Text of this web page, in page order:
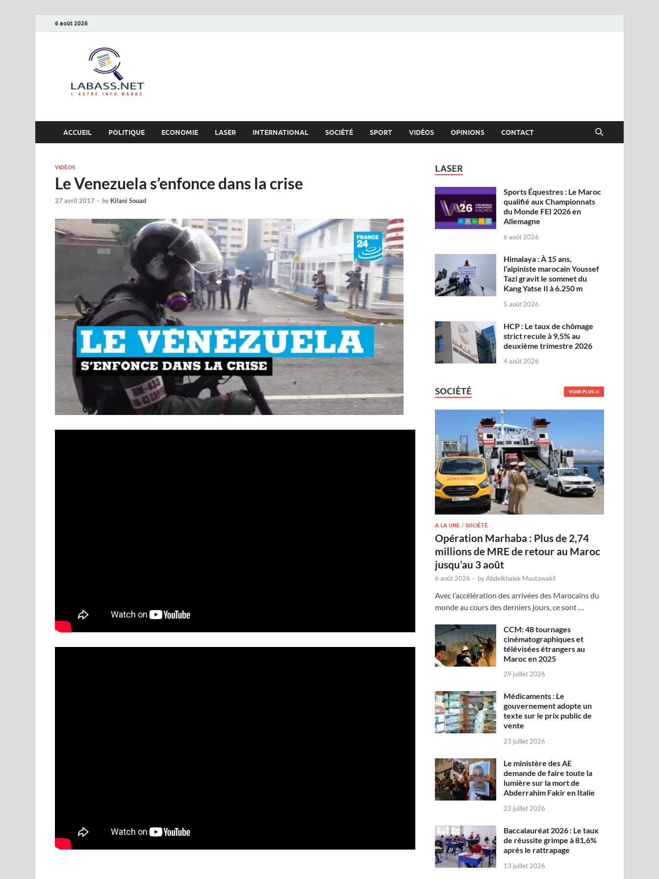
6 août 2026
ACCUEIL POLITIQUE ECONOMIE LASER INTERNATIONAL SOCIÉTÉ SPORT VIDÉOS OPINIONS CONTACT
VIDÉOS
Le Venezuela s’enfonce dans la crise
27 avril 2017 - by Kilani Souad
LASER
Sports Équestres : Le Maroc
qualifié aux Championnats
du Monde FEI 2026 en
Allemagne
6 août 2026
Himalaya : À 15 ans,
l’alpiniste marocain Youssef
Tazi gravit le sommet du
Kang Yatse II à 6.250 m
5 août 2026
HCP : Le taux de chômage
strict recule à 9,5% au
deuxième trimestre 2026
4 août 2026
SOCIÉTÉ VOIR PLUS
A LA UNE /SOCIÉTÉ
Opération Marhaba : Plus de 2,74
millions de MRE de retour au Maroc
jusqu’au 3 août
6 août 2026 - byAbdelkhalek Moutawakil
Avec l’accélération des arrivées des Marocains du
monde au cours des derniers jours, ce sont …
CCM: 48 tournages
cinématographiques et
télévisées étrangers au
Maroc en 2025
29 juillet 2026
Médicaments : Le
gouvernement adopte un
texte sur le prix public de
vente
23 juillet 2026
Le ministère des AE
demande de faire toute la
lumière sur la mort de
Abderrahim Fakir en Italie
22 juillet 2026
Baccalauréat 2026 : Le taux
de réussite grimpe à 81,6%
après le rattrapage
13 juillet 2026